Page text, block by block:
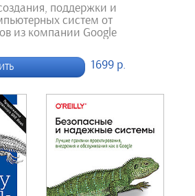
поддержки и
систем от
из компании Google
1699 р.